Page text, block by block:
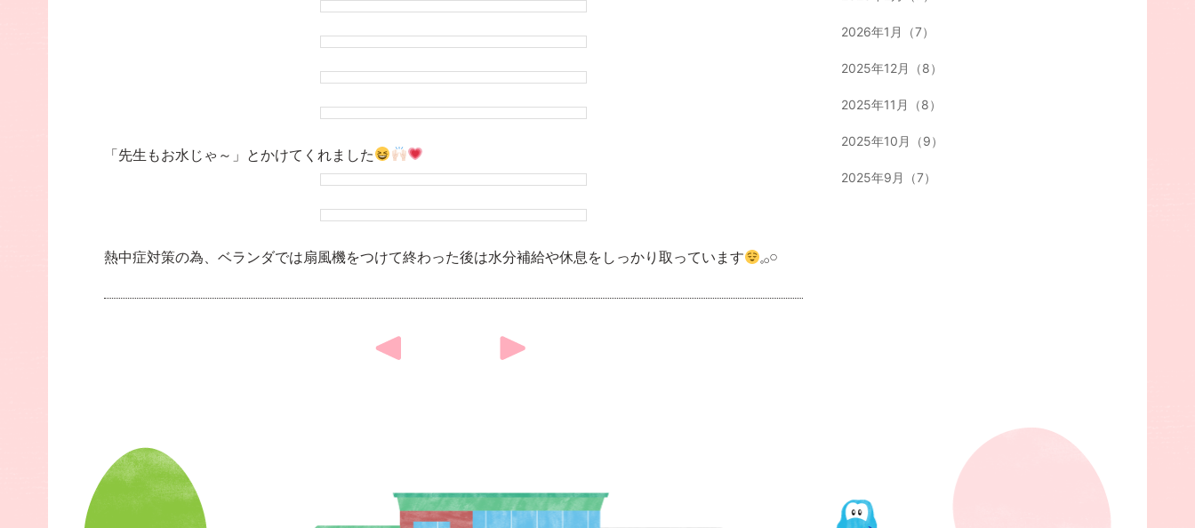
「先生もお水じゃ～」とかけてくれました
熱中症対策の為、ベランダでは扇風機をつけて終わった後は水分補給や休息をしっかり取っています 𓈒𓂂𓏸
2026年1月（7）
2025年12月（8）
2025年11月（8）
2025年10月（9）
2025年9月（7）